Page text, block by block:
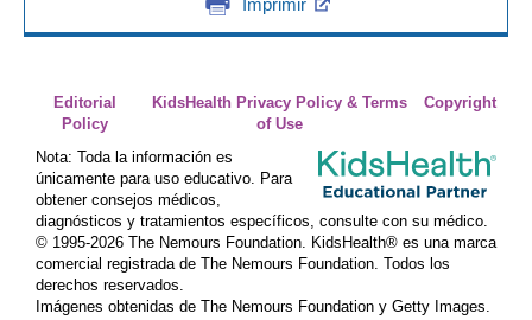
Imprimir
Editorial
Policy
KidsHealth Privacy Policy & Terms
of Use
Copyright
Nota: Toda la información es
únicamente para uso educativo. Para
obtener consejos médicos,
diagnósticos y tratamientos específicos, consulte con su médico.
© 1995-2026 The Nemours Foundation. KidsHealth® es una marca
comercial registrada de The Nemours Foundation. Todos los
derechos reservados.
Imágenes obtenidas de The Nemours Foundation y Getty Images.